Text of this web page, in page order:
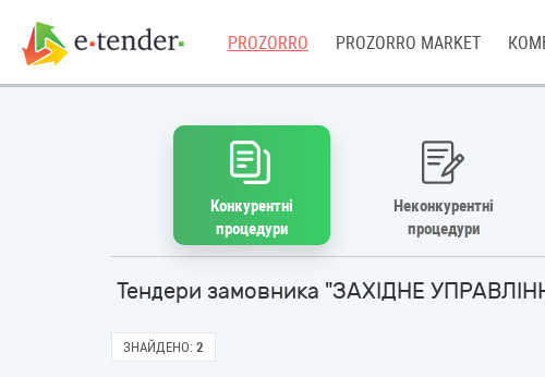
PROZORRO PROZORRO MARKET
Конкурентні
процедури
Неконкурентні
процедури
Тендери замовника "ЗАХІДНЕ
ЗНАЙДЕНО: 2